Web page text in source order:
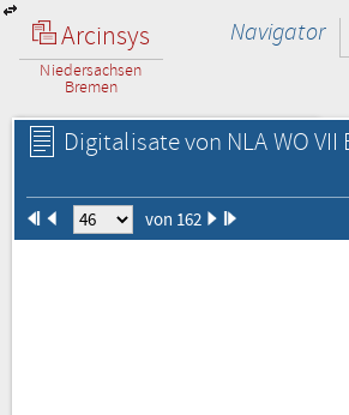
Arcinsys
Niedersachsen
Bremen
Navigator
Digitalisate von NLA WO VII
von 162